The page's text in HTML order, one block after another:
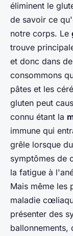
éliminent le
de savoir ce
notre corps. Le
trouve
et donc dans
consommons
pâtes et les
gluten peut
connu étant la
immune qui
grêle lorsque
symptômes de
la fatigue à
Mais même les
maladie
présenter des
ballonnements,